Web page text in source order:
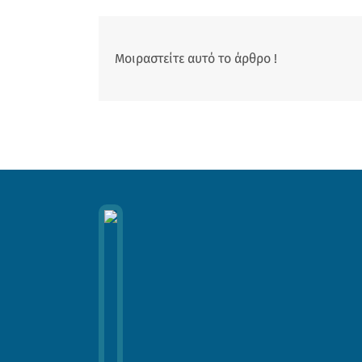
Μοιραστείτε αυτό το άρθρο !